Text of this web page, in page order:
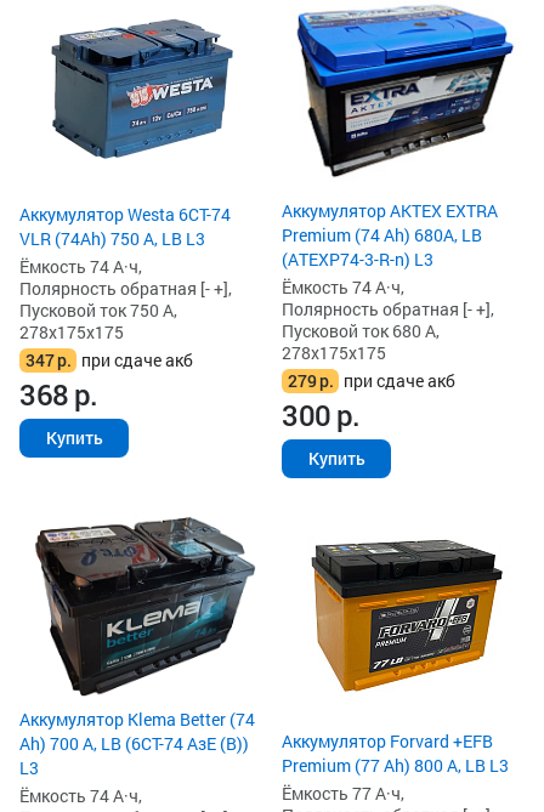
Аккумулятор Westa 6СТ-74
VLR (74Ah) 750 А, LB L3
Ёмкость 74 А·ч,
Полярность обратная [- +],
Пусковой ток 750 А,
278x175x175
347р. при сдаче акб
368р.
Купить
Аккумулятор AKTEX EXTRA
Premium (74 Ah) 680A, LB
(ATEXP74-3-R-n) L3
Ёмкость 74 А·ч,
Полярность обратная [- +],
Пусковой ток 680 А,
278x175x175
279р. при сдаче акб
300р.
Купить
Аккумулятор Klema Better (74
Ah) 700 А, LB (6СТ-74 АзЕ (B))
L3
Ёмкость 74 А·ч,
Аккумулятор Forvard +EFB
Premium (77 Ah) 800 А, LB L3
Ёмкость 77 А·ч,